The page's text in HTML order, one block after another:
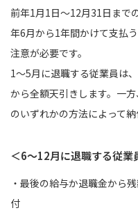
前年1月1日～12月31日まで
年6月から1年間かけて支払
注意が必要です。
1～5月に退職する従業員は
から全額天引きします。一
のいずれかの方法によって納
＜6～12月に退職する従業
・最後の給与か退職金から
付